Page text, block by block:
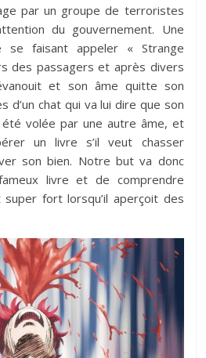
par un groupe de terroristes
du gouvernement. Une
se faisant appeler « Strange
des passagers et après divers
et son âme quitte son
d’un chat qui va lui dire que son
été volée par une autre âme, et
un livre s’il veut chasser
son bien. Notre but va donc
livre et de comprendre
fort lorsqu’il aperçoit des